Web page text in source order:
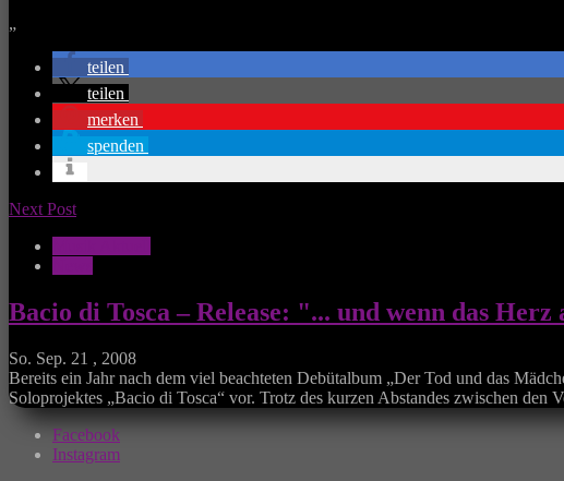
„
teilen
teilen
merken
spenden
Next Post
Bacio di Tosca – Release: "... und wenn das
So. Sep. 21 , 2008
Bereits ein Jahr nach dem viel beachteten Debütalbum „Der Tod und das
Soloprojektes „Bacio di Tosca“ vor. Trotz des kurzen Abstandes zwischen
Facebook
Instagram